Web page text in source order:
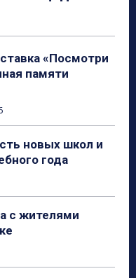
«Посмотри
памяти
новых школ и
года
с жителями